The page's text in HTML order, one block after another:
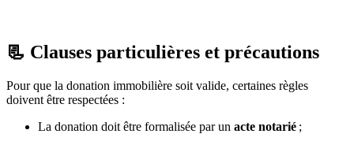
📃 Clauses particulières et précautions
Pour que la donation immobilière soit valide, certaines règles
doivent être respectées :
La donation doit être formalisée par un acte notarié ;